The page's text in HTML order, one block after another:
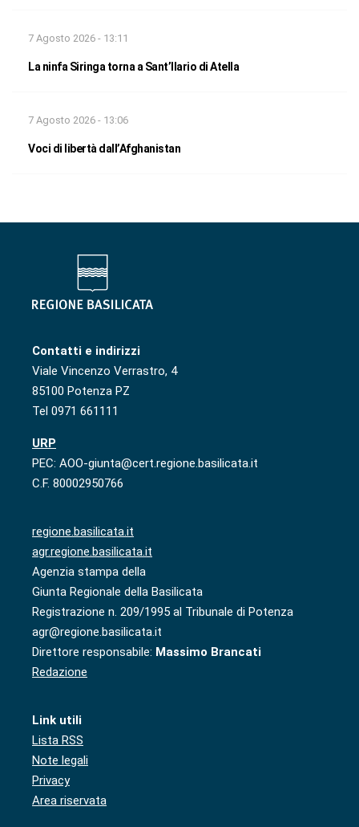
7 Agosto 2026 - 13:11
La ninfa Siringa torna a Sant’Ilario di Atella
7 Agosto 2026 - 13:06
Voci di libertà dall’Afghanistan
Contatti e indirizzi
Viale Vincenzo Verrastro, 4
85100 Potenza PZ
Tel 0971 661111
URP
PEC: AOO-giunta@cert.regione.basilicata.it
C.F. 80002950766
regione.basilicata.it
agr.regione.basilicata.it
Agenzia stampa della
Giunta Regionale della Basilicata
Registrazione n. 209/1995 al Tribunale di Potenza
agr@regione.basilicata.it
Direttore responsabile: Massimo Brancati
Redazione
Link utili
Lista RSS
Note legali
Privacy
Area riservata